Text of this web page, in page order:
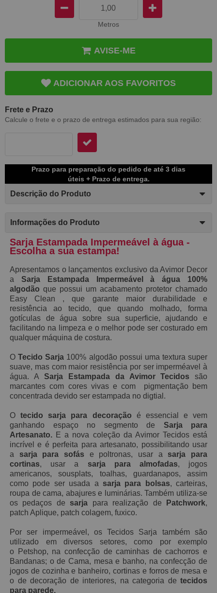
Metros
AVISE-ME
ADICIONAR AOS FAVORITOS
Frete e Prazo
Calcule o frete e o prazo de entrega estimados para sua região:
Prazo para preparação do pedido de até 3 dias
úteis + Prazo de entrega.
Descrição do Produto
Informações do Produto
Sarja Estampada Impermeável à água -
Escolha a sua estampa!
Apresentamos o lançamentos exclusivo da Avimor Decor
a Sarja Estampada Impermeável à água 100%
algodão que possui um acabamento protetor chamado
Easy C lean ,que garante maior durabilidade e
resistência ao tecido, que quando molhado, forma
gotículas de água sobre sua superficie, ajudando e
facilitando na limpeza e o melhor pode ser costurado em
qualquer máquina de costura.
OTecido Sarja 100% algodão possui uma textura super
suave, mas com maior resistência por ser imperméavel à
água. ASarja Estampada da Avimor Tecidos são
marcantes com cores vivas e com pigmentação bem
concentrada devido ser estampada no digtial.
Otecido sarja para decoração é essencial e vem
ganhando espaço no segmento de Sarja para
Artesanato. E a nova coleção da Avimor Tecidos está
incrível e é perfeita para artesanato, possibilitando usar
a sarja para sofás e poltronas, usar a sarja para
cortinas, usar a sarja para almofadas, jogos
americanos, sousplats, toalhas, guardanapos, assim
como pode ser usada a sarja para bolsas, carteiras,
roupa de cama, abajures e luminárias. Também utiliza-se
os pedaços de sarja para realização de Patchwork,
patch Aplique, patch colagem, fuxico.
Por ser impermeável, os Tecidos Sarja também são
utilizado em diversos setores, como por exemplo
o Petshop, na confecção de caminhas de cachorros e
Bandanas; o de Cama, mesa e banho, na confecção de
jogos de cozinha e banheiro, cortinas e forros de mesa e
o de decoração de interiores, na categoria de tecidos
para parede.